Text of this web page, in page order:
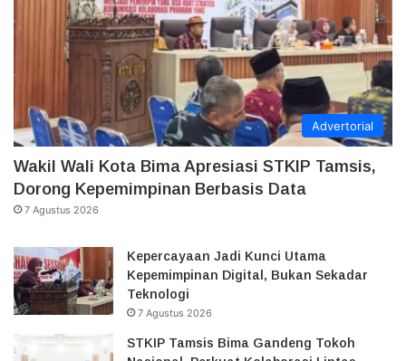
Advertorial
Wakil Wali Kota Bima Apresiasi STKIP Tamsis,
Dorong Kepemimpinan Berbasis Data
7 Agustus 2026
Kepercayaan Jadi Kunci Utama
Kepemimpinan Digital, Bukan Sekadar
Teknologi
7 Agustus 2026
STKIP Tamsis Bima Gandeng Tokoh